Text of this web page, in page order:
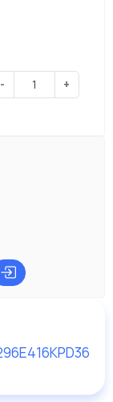
- +
E416KPD36